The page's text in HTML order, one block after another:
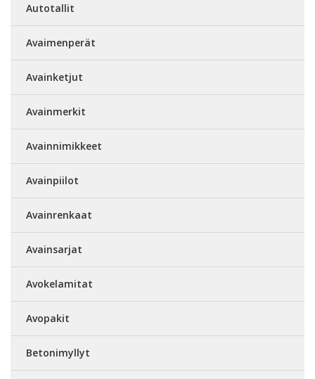
Autotallit
Avaimenperät
Avainketjut
Avainmerkit
Avainnimikkeet
Avainpiilot
Avainrenkaat
Avainsarjat
Avokelamitat
Avopakit
Betonimyllyt